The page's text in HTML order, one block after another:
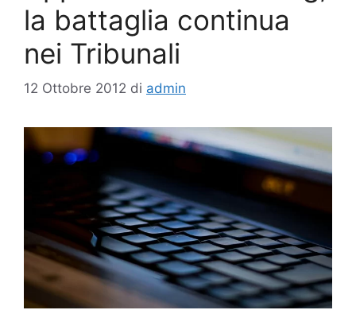
la battaglia continua
nei Tribunali
12 Ottobre 2012 di admin